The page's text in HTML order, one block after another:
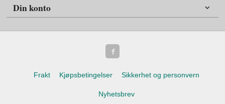
Din konto
Frakt Kjøpsbetingelser Sikkerhet og personvern
Nyhetsbrev